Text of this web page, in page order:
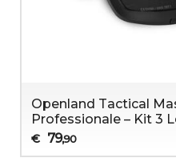
Openland Tactical
Professionale – Kit 3
€ 79,90